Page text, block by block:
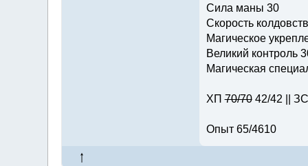
Сила маны 30
Скорость
Магическое
Великий контроль
Магическая
ХП70/7042/42 ||
Опыт 65/4610